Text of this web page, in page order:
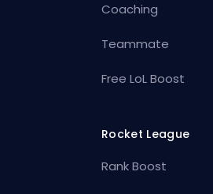
Coaching
Teammate
Free LoL Boost
Rocket League
Rank Boost